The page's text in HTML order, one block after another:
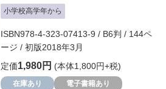
小学校高学年から
ISBN978-4-323-07413-9 / B6判 / 144ペ
ージ / 初版2018年3月
定価1,980円 (本体1,800円+税)
在庫あり 電子書籍あり